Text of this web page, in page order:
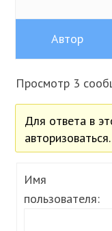
Автор
Просмотр 3
Для ответа в
авторизоваться.
Имя
пользователя: